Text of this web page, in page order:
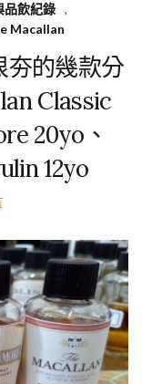
品飲紀錄 ,
Macallan
夯的幾款分
Classic
20yo、
12yo